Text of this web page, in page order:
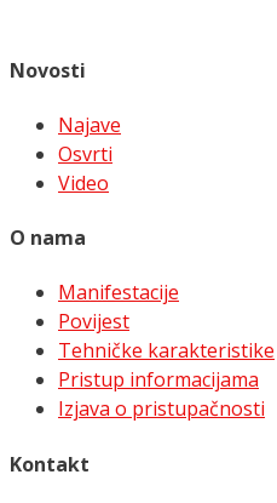
Novosti
Najave
Osvrti
Video
O nama
Manifestacije
Povijest
Tehničke karakteristike
Pristup informacijama
Izjava o pristupačnosti
Kontakt